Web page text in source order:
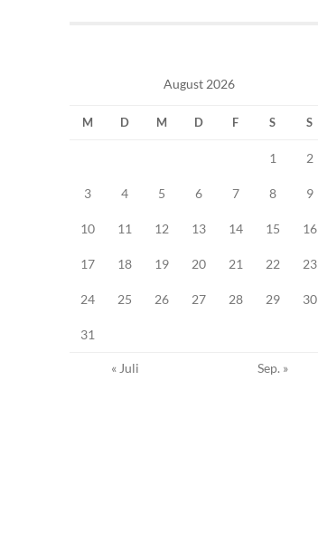
August 2026
M D M D F S S
1 2
3 4 5 6 7 8 9
10 11 12 13 14 15 16
17 18 19 20 21 22 23
24 25 26 27 28 29 30
31
« Juli Sep. »